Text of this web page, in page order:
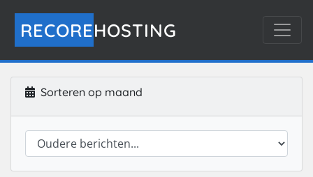
RECOREHOSTING
Sorteren op maand